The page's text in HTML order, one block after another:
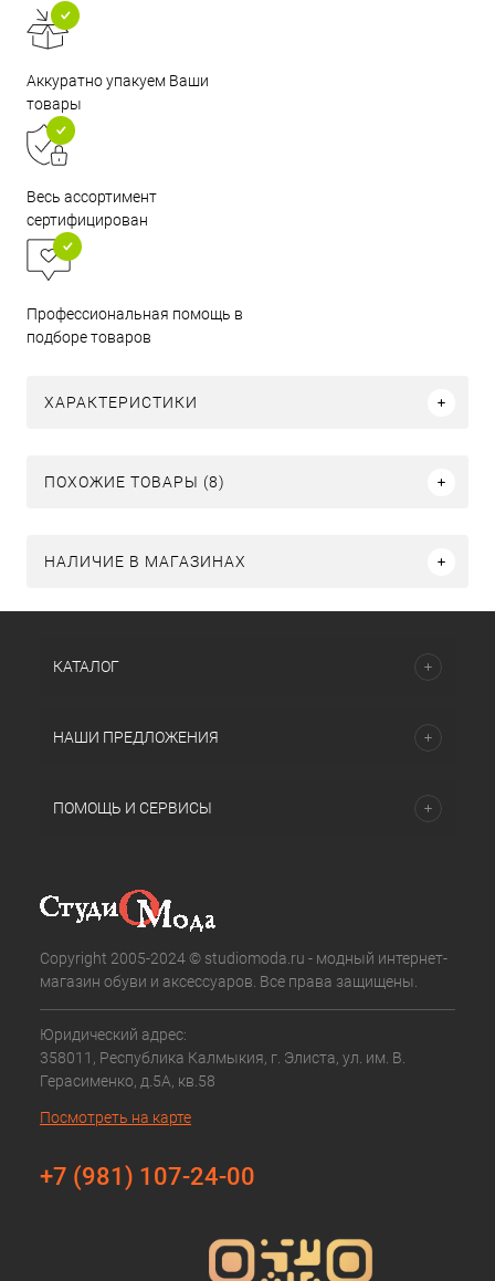
Аккуратно упакуем Ваши
товары
Весь ассортимент
сертифицирован
Профессиональная помощь в
подборе товаров
ХАРАКТЕРИСТИКИ
ПОХОЖИЕ ТОВАРЫ (8)
НАЛИЧИЕ В МАГАЗИНАХ
КАТАЛОГ
НАШИ ПРЕДЛОЖЕНИЯ
ПОМОЩЬ И СЕРВИСЫ
Copyright 2005-2024 © studiomoda.ru - модный интернет-
магазин обуви и аксессуаров. Все права защищены.
Юридический адрес:
358011, Республика Калмыкия, г. Элиста, ул. им. В.
Герасименко, д.5А, кв.58
Посмотреть на карте
+7 (981) 107-24-00